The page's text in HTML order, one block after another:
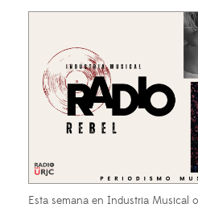
Esta semana en Industria Musical